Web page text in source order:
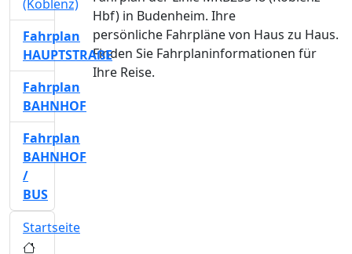
Hbf) in Budenheim. Ihre
persönliche Fahrpläne von Haus zu Haus.
Finden Sie Fahrplaninformationen für
Ihre Reise.
(Koblenz)
Fahrplan
HAUPTSTRAßE
Fahrplan
BAHNHOF
Fahrplan
BAHNHOF
/
BUS
Startseite